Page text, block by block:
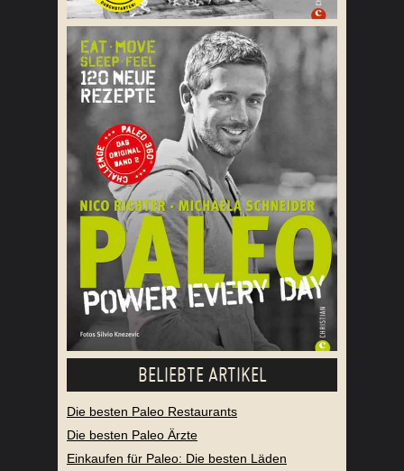
BELIEBTE ARTIKEL
Die besten Paleo Restaurants
Die besten Paleo Ärzte
Einkaufen für Paleo: Die besten Läden